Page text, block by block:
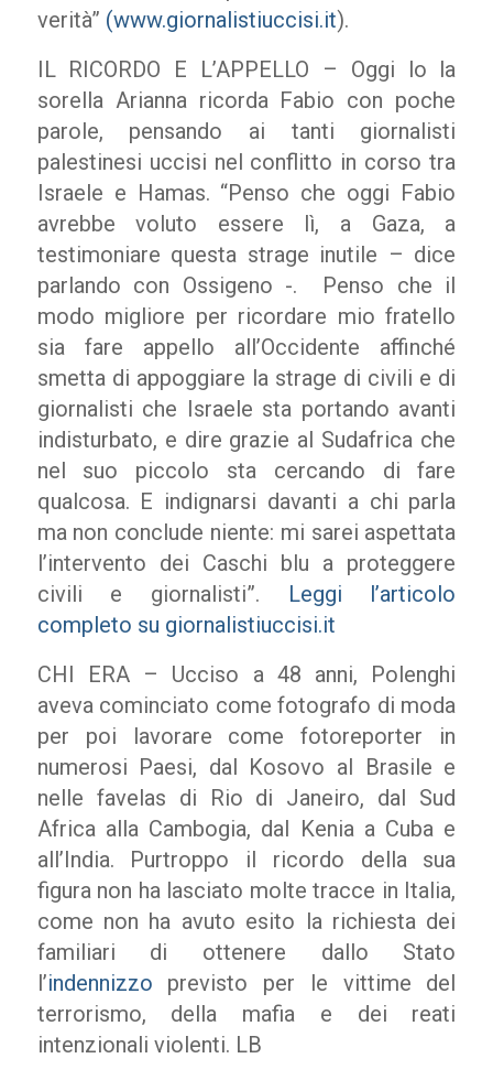
verità” (www.giornalistiuccisi.it).
IL RICORDO E L’APPELLO – Oggi lo la
sorella Arianna ricorda Fabio con poche
parole, pensando ai tanti giornalisti
palestinesi uccisi nel conflitto in corso tra
Israele e Hamas. “Penso che oggi Fabio
avrebbe voluto essere lì, a Gaza, a
testimoniare questa strage inutile – dice
parlando con Ossigeno -. Penso che il
modo migliore per ricordare mio fratello
sia fare appello all’Occidente affinché
smetta di appoggiare la strage di civili e di
giornalisti che Israele sta portando avanti
indisturbato, e dire grazie al Sudafrica che
nel suo piccolo sta cercando di fare
qualcosa. E indignarsi davanti a chi parla
ma non conclude niente: mi sarei aspettata
l’intervento dei Caschi blu a proteggere
civili e giornalisti”. Leggi l’articolo
completo su giornalistiuccisi.it
CHI ERA – Ucciso a 48 anni, Polenghi
aveva cominciato come fotografo di moda
per poi lavorare come fotoreporter in
numerosi Paesi, dal Kosovo al Brasile e
nelle favelas di Rio di Janeiro, dal Sud
Africa alla Cambogia, dal Kenia a Cuba e
all’India. Purtroppo il ricordo della sua
figura non ha lasciato molte tracce in Italia,
come non ha avuto esito la richiesta dei
familiari di ottenere dallo Stato
l’indennizzo previsto per le vittime del
terrorismo, della mafia e dei reati
intenzionali violenti. LB